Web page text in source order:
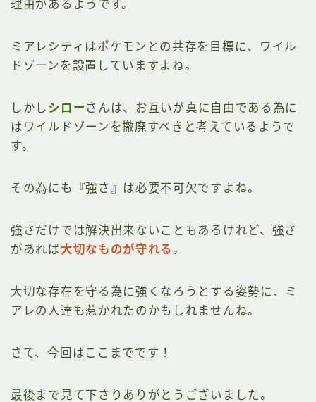
理由があるようです。
ミアレシティはポケモンとの共存を目標に、ワイル
ドゾーンを設置していますよね。
しかし シロー さんは、お互いが真に自由である為に
はワイルドゾーンを撤廃すべきと考えているようで
す。
その為にも『強さ』は必要不可欠ですよね。
強さだけでは解決出来ないこともあるけれど、強さ
があれば大切なものが守れる。
大切な存在を守る為に強くなろうとする姿勢に、ミ
アレの人達も惹かれたのかもしれませんね。
さて、今回はここまでです！
最後まで見て下さりありがとうございました。